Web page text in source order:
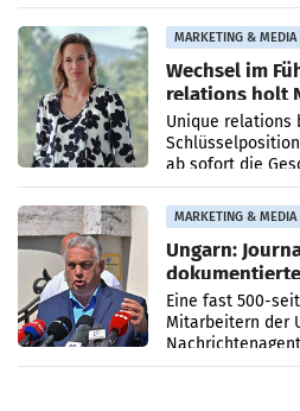
MARKETING & MEDIA
Wechsel im
relations holt
Unique relations
ab sofort die
PR-Agentur an
Anna Kalina-
MARKETING & MEDIA
Ungarn:
Zensur
Eine fast 500-
Mitarbeitern der
systematische